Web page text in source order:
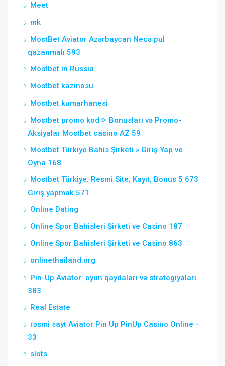
Meet
mk
MostBet Aviator Azərbaycan Necə pul
qazanmalı 593
Mostbet in Russia
Mostbet kazinosu
Mostbet kumarhanesi
Mostbet promo kod ᐈ Bonusları və Promo-
Aksiyalar Mostbet casino AZ 59
Mostbet Türkiye Bahis Şirketi » Giriş Yap ve
Oyna 168
Mostbet Türkiye: Resmi Site, Kayıt, Bonus 5 673
Giriş yapmak 571
Online Dating
Online Spor Bahisleri Şirketi ve Casino 187
Online Spor Bahisleri Şirketi ve Casino 863
onlinethailand.org
Pin-Up Aviator: oyun qaydaları və strategiyaları
383
Real Estate
rəsmi sayt Aviator Pin Up PinUp Casino Online –
33
slots